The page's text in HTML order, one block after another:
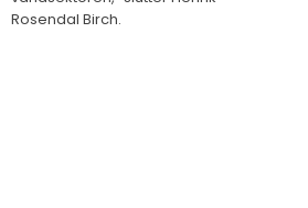
Rosendal Birch.​